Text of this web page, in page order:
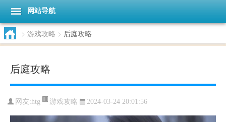
网站导航
> 游戏攻略 > 后庭攻略
后庭攻略
网友:htg 游戏攻略 2024-03-24 20:01:56